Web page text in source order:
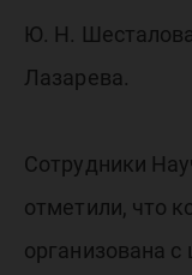
Ю. Н.
Лазарева.
Сотрудники
отметили, что
организована